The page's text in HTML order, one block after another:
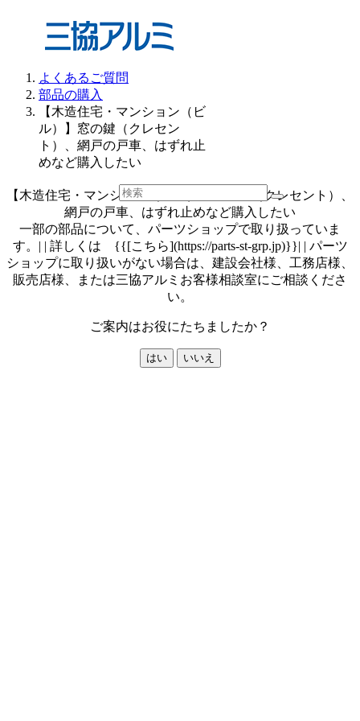
よくあるご質問
部品の購入
【木造住宅・マンション（ビ
ル）】窓の鍵（クレセン
ト）、網戸の戸車、はずれ止
めなど購入したい
【木造住宅・マンション（ビル）】窓の鍵（クレセント）、
網戸の戸車、はずれ止めなど購入したい
一部の部品について、パーツショップで取り扱っていま
す。| | 詳しくは {{[こちら](https://parts-st-grp.jp)}}| | パーツ
ショップに取り扱いがない場合は、建設会社様、工務店様、
販売店様、または三協アルミお客様相談室にご相談くださ
い。
ご案内はお役にたちましたか？
はい いいえ